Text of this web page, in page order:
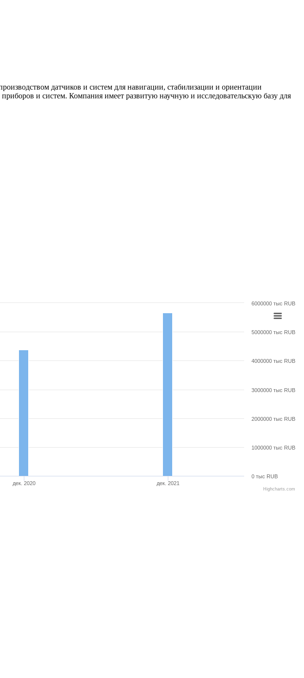
датчиков и систем для навигации, стабилизации и ориентации
и систем. Компания имеет развитую научную и исследовательскую базу для
дек. 2020 дек. 2021
0 тыс RUB
1000000 тыс RUB
2000000 тыс RUB
3000000 тыс RUB
4000000 тыс RUB
5000000 тыс RUB
6000000 тыс RUB
Highcharts.com